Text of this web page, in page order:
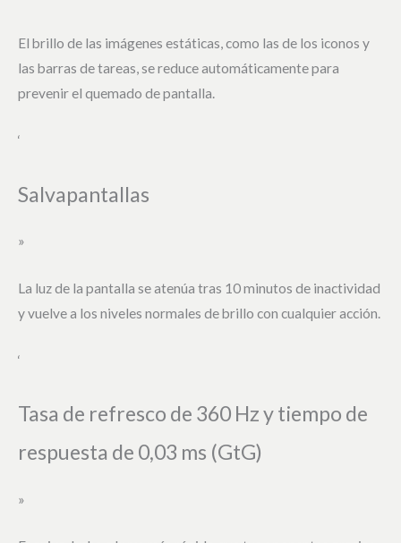
El brillo de las imágenes estáticas, como las de los iconos y
las barras de tareas, se reduce automáticamente para
prevenir el quemado de pantalla.
‘
Salvapantallas
»
La luz de la pantalla se atenúa tras 10 minutos de inactividad
y vuelve a los niveles normales de brillo con cualquier acción.
‘
Tasa de refresco de 360 Hz y tiempo de
respuesta de 0,03 ms (GtG)
»